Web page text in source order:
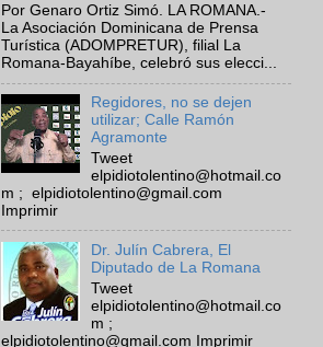
Por Genaro Ortiz Simó. LA ROMANA.-
La Asociación Dominicana de Prensa
Turística (ADOMPRETUR), filial La
Romana-Bayahíbe, celebró sus elecci...
Regidores, no se dejen
utilizar; Calle Ramón
Agramonte
Tweet
elpidiotolentino@hotmail.co
m ; elpidiotolentino@gmail.com
Imprimir
Dr. Julín Cabrera, El
Diputado de La Romana
Tweet
elpidiotolentino@hotmail.co
m ;
elpidiotolentino@gmail.com Imprimir